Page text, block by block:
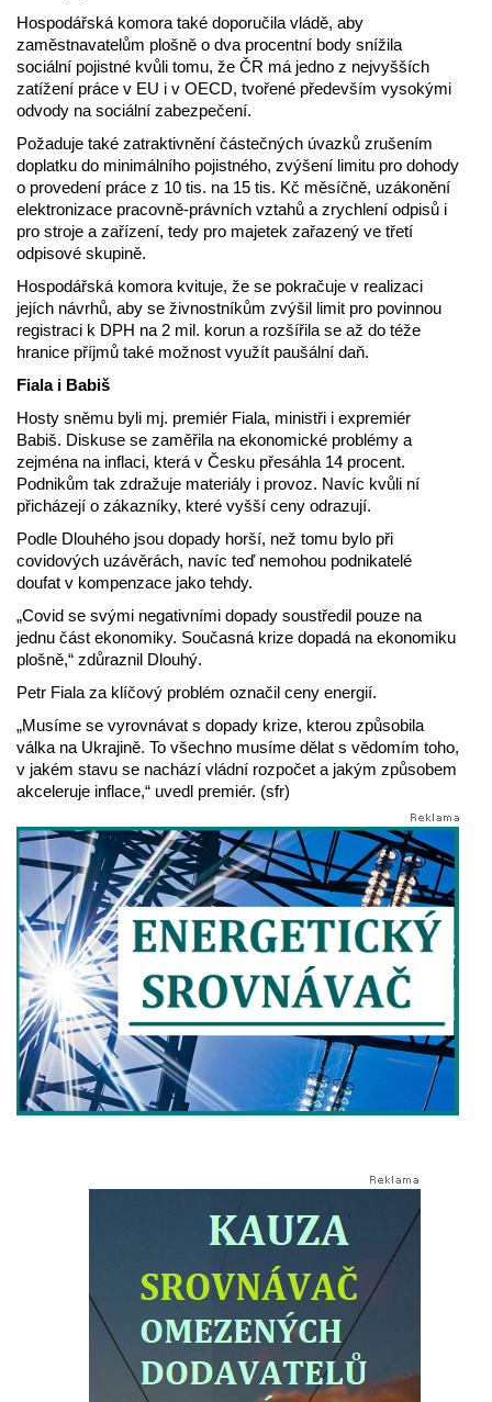
Hospodářská komora také doporučila vládě, aby
zaměstnavatelům plošně o dva procentní body snížila
sociální pojistné kvůli tomu, že ČR má jedno z nejvyšších
zatížení práce v EU i v OECD, tvořené především vysokými
odvody na sociální zabezpečení.
Požaduje také zatraktivnění částečných úvazků zrušením
doplatku do minimálního pojistného, zvýšení limitu pro dohody
o provedení práce z 10 tis. na 15 tis. Kč měsíčně, uzákonění
elektronizace pracovně-právních vztahů a zrychlení odpisů i
pro stroje a zařízení, tedy pro majetek zařazený ve třetí
odpisové skupině.
Hospodářská komora kvituje, že se pokračuje v realizaci
jejích návrhů, aby se živnostníkům zvýšil limit pro povinnou
registraci k DPH na 2 mil. korun a rozšířila se až do téže
hranice příjmů také možnost využít paušální daň.
Fiala i Babiš
Hosty sněmu byli mj. premiér Fiala, ministři i expremiér
Babiš. Diskuse se zaměřila na ekonomické problémy a
zejména na inflaci, která v Česku přesáhla 14 procent.
Podnikům tak zdražuje materiály i provoz. Navíc kvůli ní
přicházejí o zákazníky, které vyšší ceny odrazují.
Podle Dlouhého jsou dopady horší, než tomu bylo při
covidových uzávěrách, navíc teď nemohou podnikatelé
doufat v kompenzace jako tehdy.
„Covid se svými negativními dopady soustředil pouze na
jednu část ekonomiky. Současná krize dopadá na ekonomiku
plošně,“ zdůraznil Dlouhý.
Petr Fiala za klíčový problém označil ceny energií.
„Musíme se vyrovnávat s dopady krize, kterou způsobila
válka na Ukrajině. To všechno musíme dělat s vědomím toho,
v jakém stavu se nachází vládní rozpočet a jakým způsobem
akceleruje inflace,“ uvedl premiér. (sfr)